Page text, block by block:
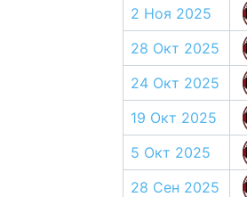
2 Ноя 2025
28 Окт 2025
24 Окт 2025
19 Окт 2025
5 Окт 2025
28 Сен 2025